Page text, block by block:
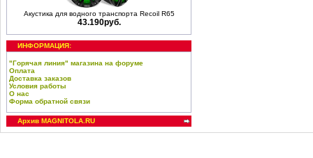
Акустика для водного транспорта Recoil R65
43.190руб.
ИНФОРМАЦИЯ:
"Горячая линия" магазина на форуме
Оплата
Доставка заказов
Условия работы
О нас
Форма обратной связи
Архив MAGNITOLA.RU